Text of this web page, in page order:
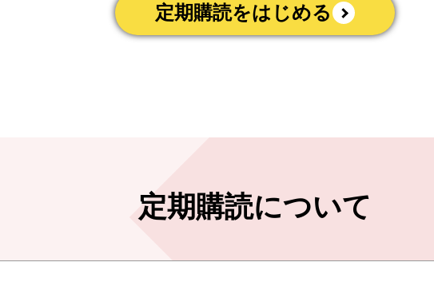
定期購読をはじめる
定期購読について